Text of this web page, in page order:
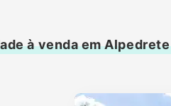
à venda em Alpedrete